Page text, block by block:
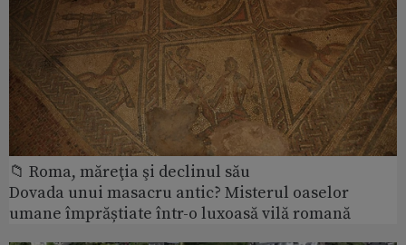
📁 Roma, măreţia şi declinul său
Dovada unui masacru antic? Misterul oaselor
umane împrăștiate într-o luxoasă vilă romană